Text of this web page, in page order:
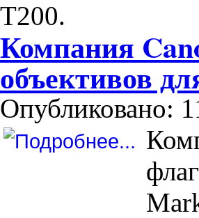
T200.
Компания
объективов
Опубликовано: